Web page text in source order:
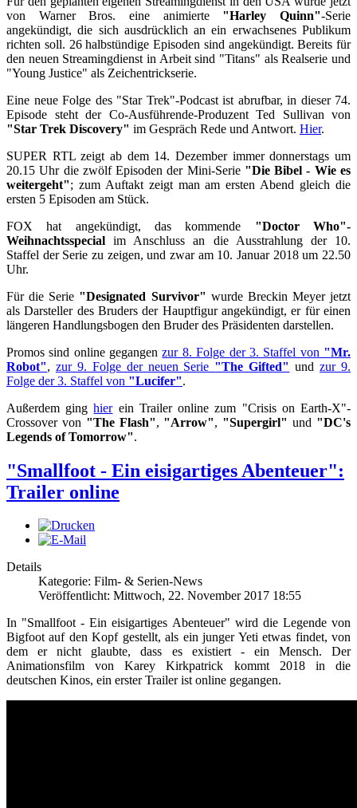
von Warner Bros. eine animierte "Harley Quinn"-Serie
angekündigt, die sich ausdrücklich an ein erwachsenes Publikum
richten soll. 26 halbstündige Episoden sind angekündigt. Bereits für
den neuen Streamingdienst in Arbeit sind "Titans" als Realserie und
"Young Justice" als Zeichentrickserie.
Eine neue Folge des "Star Trek"-Podcast ist abrufbar, in dieser 74.
Episode steht der Co-Ausführende-Produzent Ted Sullivan von
"Star Trek Discovery" im Gespräch Rede und Antwort. Hier.
SUPER RTL zeigt ab dem 14. Dezember immer donnerstags um
20.15 Uhr die zwölf Episoden der Mini-Serie "Die Bibel - Wie es
weitergeht"; zum Auftakt zeigt man am ersten Abend gleich die
ersten 5 Episoden am Stück.
FOX hat angekündigt, das kommende "Doctor Who"-
Weihnachtsspecial im Anschluss an die Ausstrahlung der 10.
Staffel der Serie zu zeigen, und zwar am 10. Januar 2018 um 22.50
Uhr.
Für die Serie "Designated Survivor" wurde Breckin Meyer jetzt
als Darsteller des Bruders der Hauptfigur angekündigt, er für einen
längeren Handlungsbogen den Bruder des Präsidenten darstellen.
Promos sind online gegangenzur 8. Folge der 3. Staffel von "Mr.
Robot", zur 9. Folge der neuen Serie "The Gifted" undzur 9.
Folge der 3. Staffel von "Lucifer".
Außerdem ginghierein Trailer online zum "Crisis on Earth-X"-
Crossover von "The Flash", "Arrow", "Supergirl"und "DC's
Legends of Tomorrow".
"Smallfoot - Ein eisigartiges Abenteuer":
Trailer online
Details
Kategorie: Film- & Serien-News
Veröffentlicht: Mittwoch, 22. November 2017 18:55
In "Smallfoot - Ein eisigartiges Abenteuer" wird die Legende von
Bigfoot auf den Kopf gestellt, als ein junger Yeti etwas findet, von
dem er nicht glaubte, dass es existiert - ein Mensch. Der
Animationsfilm von Karey Kirkpatrick kommt 2018 in die
deutschen Kinos, ein erster Trailer ist online gegangen.